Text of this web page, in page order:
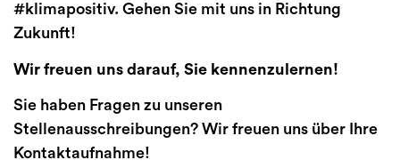
#klimapositiv. Gehen Sie mit uns in Richtung
Zukunft!
Wir freuen uns darauf, Sie kennenzulernen!
Sie haben Fragen zu unseren
Stellenausschreibungen? Wir freuen uns über Ihre
Kontaktaufnahme!